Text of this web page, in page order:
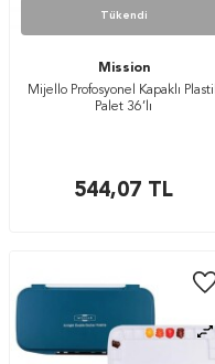
Tükendi
Mission
Mijello Profosyonel Kapaklı
Palet 36’lı
544,07 TL